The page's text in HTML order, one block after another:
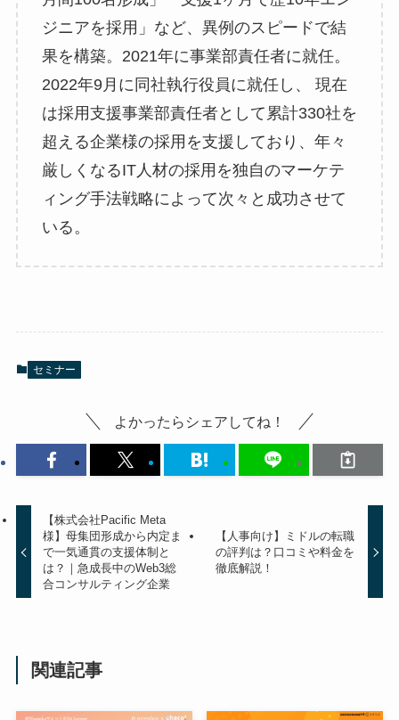
ジニアを採用」など、異例のスピードで結
果を構築。2021年に事業部責任者に就任。
2022年9月に同社執行役員に就任し、 現在
は採用支援事業部責任者として累計330社を
超える企業様の採用を支援しており、年々
厳しくなるIT人材の採用を独自のマーケテ
ィング手法戦略によって次々と成功させて
いる。
セミナー
よかったらシェアしてね！
【株式会社Pacific Meta
様】母集団形成から内定ま
で一気通貫の支援体制と
は？｜急成長中のWeb3総
合コンサルティング企業
【人事向け】ミドルの転職
の評判は？口コミや料金を
徹底解説！
関連記事